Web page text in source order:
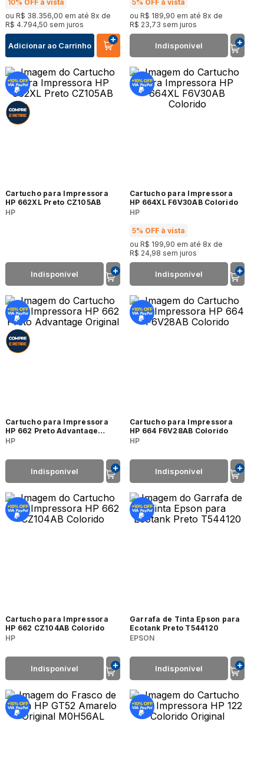
10% OFF à vista
ou R$ 38.356,00 em até 8x de
R$ 4.794,50 sem juros
Adicionar ao Carrinho
5% OFF à vista
ou R$ 189,90 em até 8x de
R$ 23,73 sem juros
Indisponível
Cartucho para Impressora
HP 662XL Preto CZ105AB
HP
Indisponível
Cartucho para Impressora
HP 664XL F6V30AB Colorido
HP
5% OFF à vista
ou R$ 199,90 em até 8x de
R$ 24,98 sem juros
Indisponível
Cartucho para Impressora
HP 662 Preto Advantage
Original
HP
Indisponível
Cartucho para Impressora
HP 664 F6V28AB Colorido
HP
Indisponível
Cartucho para Impressora
HP 662 CZ104AB Colorido
HP
Indisponível
Garrafa de Tinta Epson para
Ecotank Preto T544120
EPSON
Indisponível